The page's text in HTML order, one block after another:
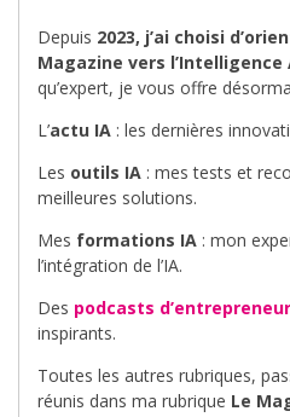
Depuis 2023, j’ai choisi
Magazine vers
qu’expert, je vous offre
L’actu IA : les dernières
Les outils IA : mes tests et
meilleures solutions.
Mes formations IA : mon
l’intégration de l’IA.
Des podcasts
inspirants.
Toutes les autres rubriques,
réunis dans ma rubrique Le